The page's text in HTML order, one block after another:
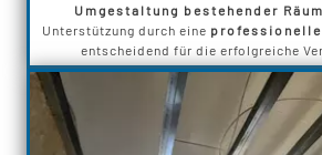
Umgestaltung bestehender
Unterstützung durch eine professionelle
entscheidend für die erfolgreiche